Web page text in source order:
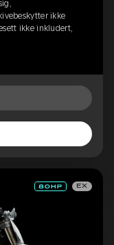
ikke
ikke inkludert,
EX